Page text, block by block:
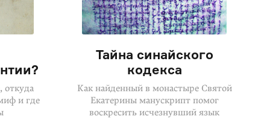
откуда
и где
Тайна синайского
кодекса
Как найденный в монастыре Святой
Екатерины манускрипт помог
воскресить исчезнувший язык